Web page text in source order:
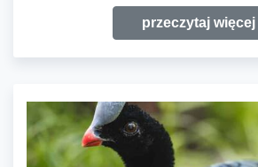
przeczytaj więcej